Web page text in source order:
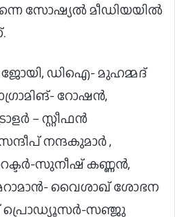
സോഷ്യൽ മീഡിയയിൽ
ജോയി, ഡിഐ- മുഹമ്മദ്
റോഷൻ,
– സ്റ്റീഫൻ
നന്ദകുമാർ ,
സുനീഷ് കണ്ണൻ,
വൈശാഖ് ശോഭന
പ്രൊഡ്യൂസർ-സഞ്ജു